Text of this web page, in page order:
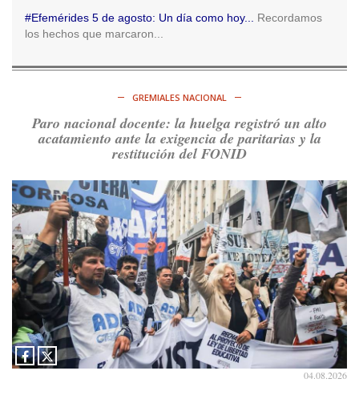
Consenso Patagónico
derechos y por su organización. Hoy lo vuelven a intentar.
Ver en X
@consensopatagon
5d
RT@caortega64: A #50AñosDelGolpe, la memoria es
presente y es futuro. https://t.co/uhRcKnCCc5
Ver en X
Consenso Patagónico
@consensopatagon
5d
La crisis en el estrecho de Ormuz: así golpea la guerra con
Irán al petróleohttps://t.co/IInL9uYZvh
https://t.co/ytaelKSfHm
#Efemérides 5 de agosto: Un día como hoy... Recordamos
los hechos que marcaron...
GREMIALES NACIONAL
Paro nacional docente: la huelga registró un alto
acatamiento ante la exigencia de paritarias y la
restitución del FONID
04.08.2026